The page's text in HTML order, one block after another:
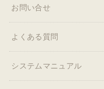
お問い合せ
よくある質問
システムマニュアル